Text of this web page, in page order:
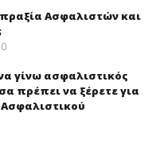
Ασφαλιστών και
0
γίνω ασφαλιστικός
πρέπει να ξέρετε για